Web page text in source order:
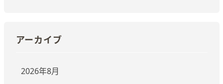
アーカイブ
2026年8月